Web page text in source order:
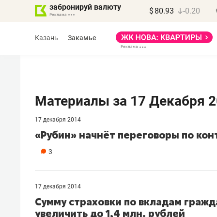
забронируй валюту $ 80.93 -0.20
Казань Закамье
Материалы за 17 Декабря
17 декабря 2014
«Рубин» начнёт переговоры по
3
17 декабря 2014
Сумму страховки по вкладам
увеличить до 1,4 млн. рублей
«КирпичХолдинг»
девелопера – найти
Девелопер из топ-10*
Башкортостана входит в Татарстан